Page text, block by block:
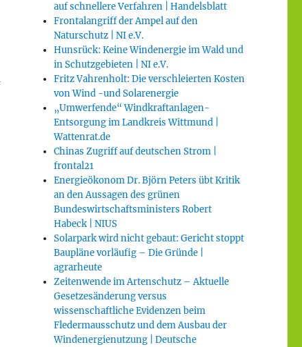
auf schnellere Verfahren | Handelsblatt
Frontalangriff der Ampel auf den
Naturschutz | NI e.V.
Hunsrück: Keine Windenergie im Wald und
in Schutzgebieten | NI e.V.
Fritz Vahrenholt: Die verschleierten Kosten
von Wind -und Solarenergie
„Umwerfende“ Windkraftanlagen-
Entsorgung im Landkreis Wittmund |
Wattenrat.de
Chinas Zugriff auf deutschen Strom |
frontal21
Energieökonom Dr. Björn Peters übt Kritik
an den Aussagen des grünen
Bundeswirtschaftsministers Robert
Habeck | NIUS
Solarpark wird nicht gebaut: Gericht stoppt
Baupläne vorläufig – Die Gründe |
agrarheute
Zeitenwende im Artenschutz – Aktuelle
Gesetzesänderung versus
wissenschaftliche Evidenzen beim
Fledermausschutz und dem Ausbau der
Windenergienutzung | Deutsche